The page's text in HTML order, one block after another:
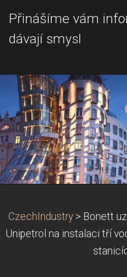
Přinášíme vám
dávají smysl
CzechIndustry > Bonett
Unipetrol na instalaci tří